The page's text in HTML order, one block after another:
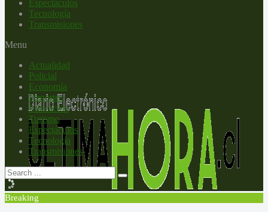
Espectáculos
Tecnología
Transmisiones
Menu
Actualidad
Policial
Economía
Deportes
Educación
Turismo
Espectáculos
Tecnología
Transmisiones
Breaking